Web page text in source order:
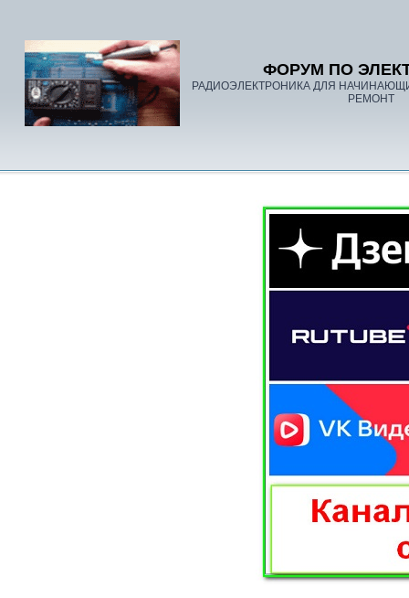
ФОРУМ ПО
РАДИОЭЛЕКТРОНИКА ДЛЯ
РЕМОНТ